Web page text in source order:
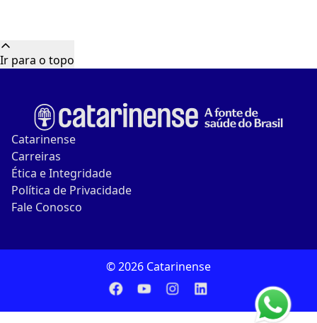
Catarinense
Carreiras
Ética e Integridade
Política de Privacidade
Fale Conosco
© 2026 Catarinense